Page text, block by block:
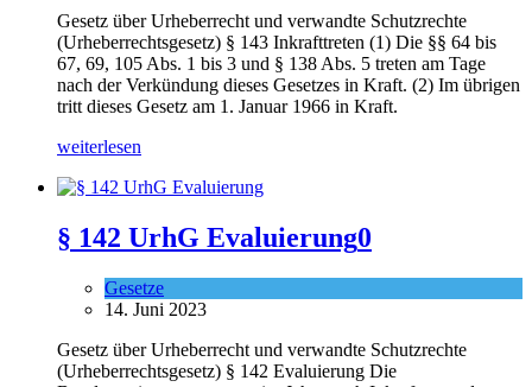
Gesetz über Urheberrecht und verwandte Schutzrechte
(Urheberrechtsgesetz) § 143 Inkrafttreten (1) Die §§ 64 bis
67, 69, 105 Abs. 1 bis 3 und § 138 Abs. 5 treten am Tage
nach der Verkündung dieses Gesetzes in Kraft. (2) Im übrigen
tritt dieses Gesetz am 1. Januar 1966 in Kraft.
weiterlesen
§ 142 UrhG Evaluierung0
Gesetze
14. Juni 2023
Gesetz über Urheberrecht und verwandte Schutzrechte
(Urheberrechtsgesetz) § 142 Evaluierung Die